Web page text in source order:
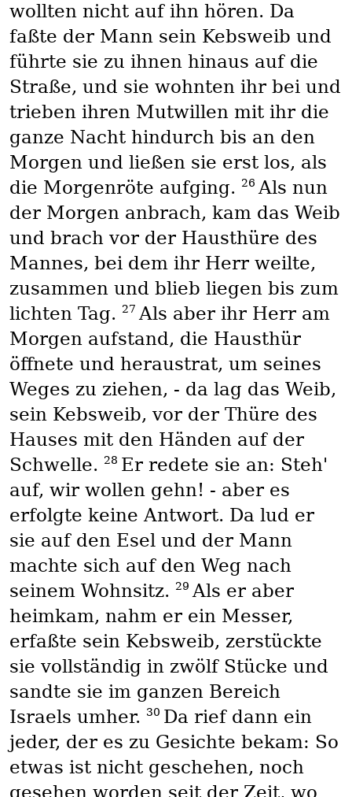
wollten nicht auf ihn hören. Da
faßte der Mann sein Kebsweib und
führte sie zu ihnen hinaus auf die
Straße, und sie wohnten ihr bei und
trieben ihren Mutwillen mit ihr die
ganze Nacht hindurch bis an den
Morgen und ließen sie erst los, als
die Morgenröte aufging. 26 Als nun
der Morgen anbrach, kam das Weib
und brach vor der Hausthüre des
Mannes, bei dem ihr Herr weilte,
zusammen und blieb liegen bis zum
lichten Tag. 27 Als aber ihr Herr am
Morgen aufstand, die Hausthür
öffnete und heraustrat, um seines
Weges zu ziehen, - da lag das Weib,
sein Kebsweib, vor der Thüre des
Hauses mit den Händen auf der
Schwelle. 28 Er redete sie an: Steh'
auf, wir wollen gehn! - aber es
erfolgte keine Antwort. Da lud er
sie auf den Esel und der Mann
machte sich auf den Weg nach
seinem Wohnsitz. 29 Als er aber
heimkam, nahm er ein Messer,
erfaßte sein Kebsweib, zerstückte
sie vollständig in zwölf Stücke und
sandte sie im ganzen Bereich
Israels umher. 30 Da rief dann ein
jeder, der es zu Gesichte bekam: So
etwas ist nicht geschehen, noch
gesehen worden seit der Zeit, wo